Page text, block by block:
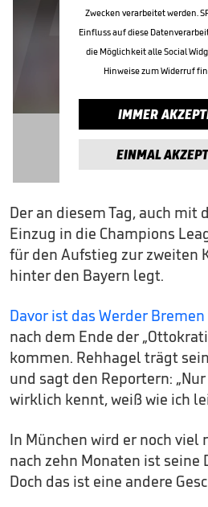
Zwecken verarbeitet werden.
Einfluss auf diese
die Möglichkeit alle Social
Hinweise zum Widerruf
IMMER
EINMAL
Der an diesem Tag, auch mit
Einzug in die Champions
für den Aufstieg zur zweiten
hinter den Bayern legt.
Davor ist das Werder
nach dem Ende der
kommen. Rehhagel trägt
und sagt den Reportern:
wirklich kennt, weiß wie ich
In München wird er noch viel
nach zehn Monaten ist seine
Doch das ist eine andere